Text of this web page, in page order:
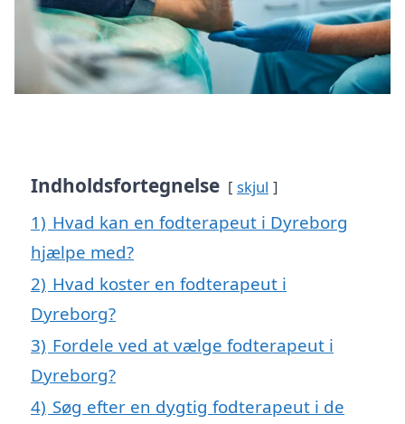
Indholdsfortegnelse skjul
1) Hvad kan en fodterapeut i Dyreborg
hjælpe med?
2) Hvad koster en fodterapeut i
Dyreborg?
3) Fordele ved at vælge fodterapeut i
Dyreborg?
4) Søg efter en dygtig fodterapeut i de